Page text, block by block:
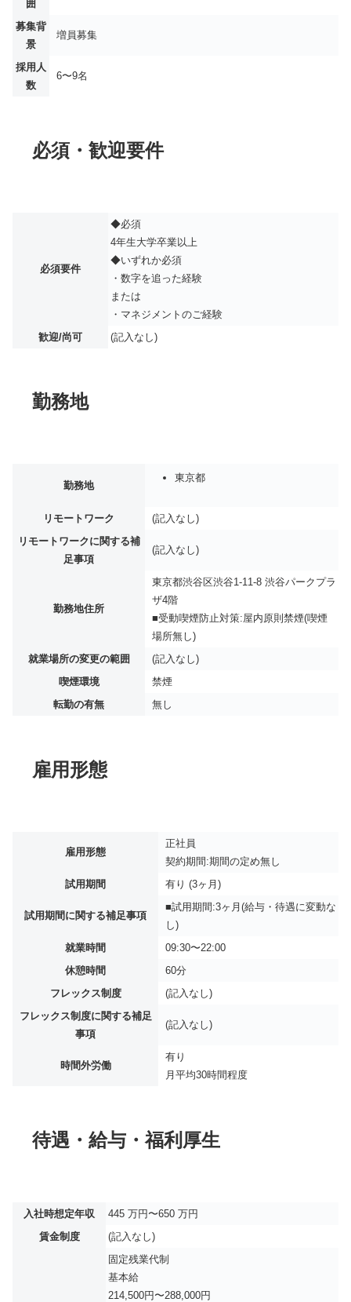
囲
募集背
景
増員募集
採用人
数
6〜9名
必須・歓迎要件
必須要件
◆必須
4年生大学卒業以上
◆いずれか必須
・数字を追った経験
または
・マネジメントのご経験
歓迎/尚可
(記入なし)
勤務地
勤務地
東京都
リモートワーク
(記入なし)
リモートワークに関する補
足事項
(記入なし)
勤務地住所
東京都渋谷区渋谷1-11-8 渋谷パークプラ
ザ4階
■受動喫煙防止対策:屋内原則禁煙(喫煙
場所無し)
就業場所の変更の範囲
(記入なし)
喫煙環境
禁煙
転勤の有無
無し
雇用形態
雇用形態
正社員
契約期間:期間の定め無し
試用期間
有り (3ヶ月)
試用期間に関する補足事項
■試用期間:3ヶ月(給与・待遇に変動な
し)
就業時間
09:30〜22:00
休憩時間
60分
フレックス制度
(記入なし)
フレックス制度に関する補足
事項
(記入なし)
時間外労働
有り
月平均30時間程度
待遇・給与・福利厚生
入社時想定年収
445 万円〜650 万円
賃金制度
(記入なし)
固定残業代制
基本給
214,500円〜288,000円